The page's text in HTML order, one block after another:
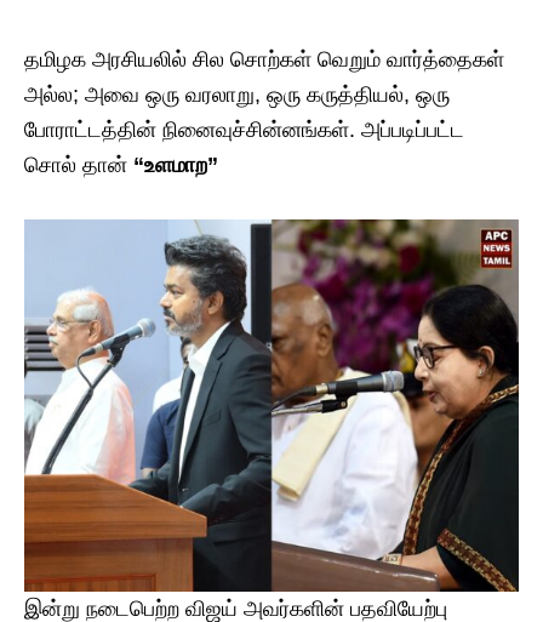
தமிழக அரசியலில் சில சொற்கள் வெறும் வார்த்தைகள்
அல்ல; அவை ஒரு வரலாறு, ஒரு கருத்தியல், ஒரு
போராட்டத்தின் நினைவுச்சின்னங்கள். அப்படிப்பட்ட
சொல் தான் “உளமாற”
இன்று நடைபெற்ற விஜய் அவர்களின் பதவியேற்பு